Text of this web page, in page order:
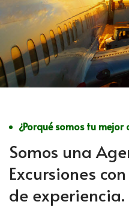
¿Porqué somos tu mejor
Somos una
Excursiones
de experiencia.